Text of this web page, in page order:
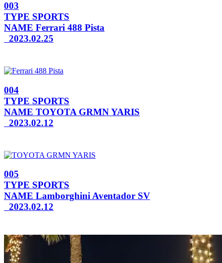
003
TYPE SPORTS
NAME Ferrari 488 Pista
2023.02.25
004
TYPE SPORTS
NAME TOYOTA GRMN YARIS
2023.02.12
005
TYPE SPORTS
NAME Lamborghini Aventador SV
2023.02.12